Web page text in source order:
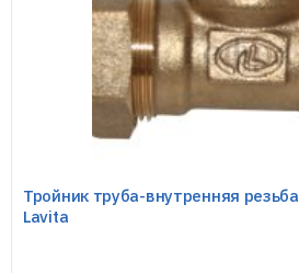
Тройник труба-внутренняя
Lavita